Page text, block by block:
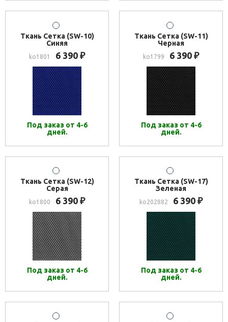
Ткань Сетка (SW-10)
Синяя
ko1801 6 390 ₽
Под заказ от 4-6
дней.
Ткань Сетка (SW-11)
Черная
ko1799 6 390 ₽
Под заказ от 4-6
дней.
Ткань Сетка (SW-12)
Серая
ko1800 6 390 ₽
Под заказ от 4-6
дней.
Ткань Сетка (SW-17)
Зеленая
ko202882 6 390 ₽
Под заказ от 4-6
дней.